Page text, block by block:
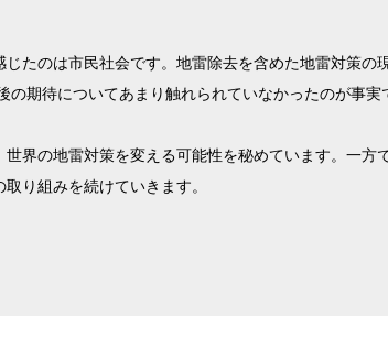
たのは市民社会です。地雷除去を含めた地雷対策
期待についてあまり触れられていなかったのが事実
界の地雷対策を変える可能性を秘めています。一
り組みを続けていきます。